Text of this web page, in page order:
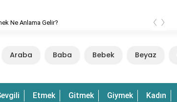
Ne Anlama Gelir? ‹ ›
Araba Baba Bebek Beyaz
Etmek Gitmek Giymek Kadın